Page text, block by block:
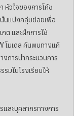
หัวใจของการโค้ช
นแบ่งกลุ่มย่อยเพื่อ
ต และฝึกการใช้
โมเดล ค้นพบทางแก้
การนำกระบวนการ
มในโรงเรียนให้
ละบุคลากรทางการ